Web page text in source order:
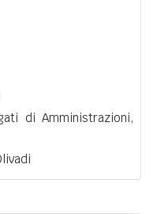
di Amministrazioni,